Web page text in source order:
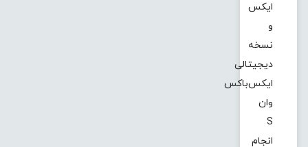
ایکس
و
نسخه
دیجیتالی
ایکس‌باکس
وان
S
انجام